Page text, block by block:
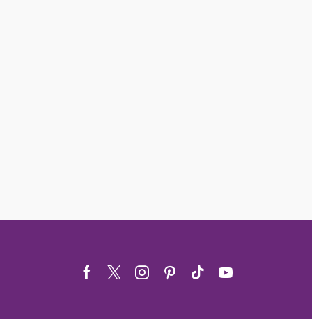
Facebook
TwitterInstagram
Pinterest
Tik- Youtube